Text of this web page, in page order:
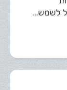
לשמש...